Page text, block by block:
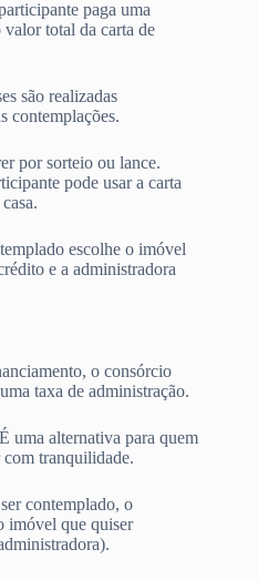
paga uma
valor total da carta de
são realizadas
contemplações.
por sorteio ou lance.
pode usar a carta
escolhe o imóvel
e a administradora
o consórcio
taxa de administração.
É uma alternativa para quem
com tranquilidade.
contemplado, o
imóvel que quiser